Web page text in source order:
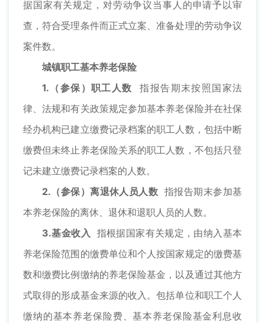
据国家有关规定，对劳动争议当事人的申请予以审
查，符合受理条件而正式立案、准备处理的劳动争议
案件数。
城镇职工基本养老保险
1.（参保）职工人数 指报告期末按照国家法
律、法规和有关政策规定参加基本养老保险并在社保
经办机构已建立缴费记录档案的职工人数，包括中断
缴费但未终止养老保险关系的职工人数，不包括只登
记未建立缴费记录档案的人数。
2.（参保）离退休人员人数 指报告期末参加基
本养老保险的离休、退休和退职人员的人数。
3.基金收入 指根据国家有关规定，由纳入基本
养老保险范围的缴费单位和个人按国家规定的缴费基
数和缴费比例缴纳的养老保险基金，以及通过其他方
式取得的形成基金来源的收入。包括单位和职工个人
缴纳的基本养老保险费、基本养老保险基金利息收